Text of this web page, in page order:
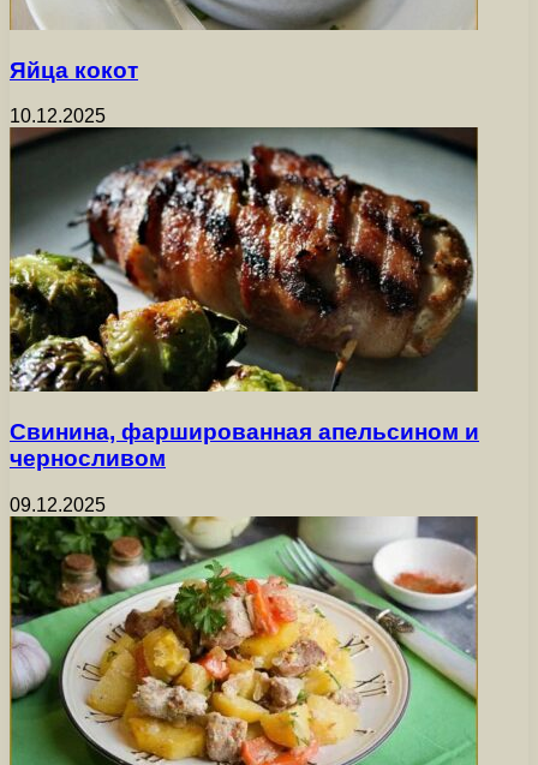
Яйца кокот
10.12.2025
Свинина, фаршированная апельсином и
черносливом
09.12.2025